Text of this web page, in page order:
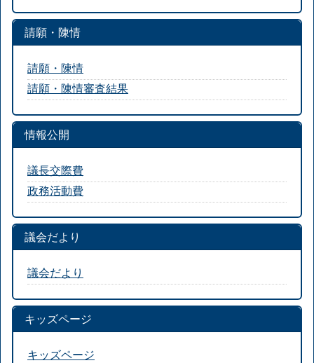
請願・陳情
請願・陳情
請願・陳情審査結果
情報公開
議長交際費
政務活動費
議会だより
議会だより
キッズページ
キッズページ